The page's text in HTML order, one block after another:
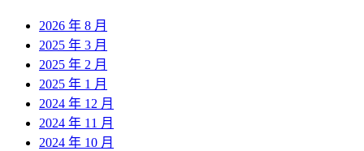
2026 年 8 月
2025 年 3 月
2025 年 2 月
2025 年 1 月
2024 年 12 月
2024 年 11 月
2024 年 10 月